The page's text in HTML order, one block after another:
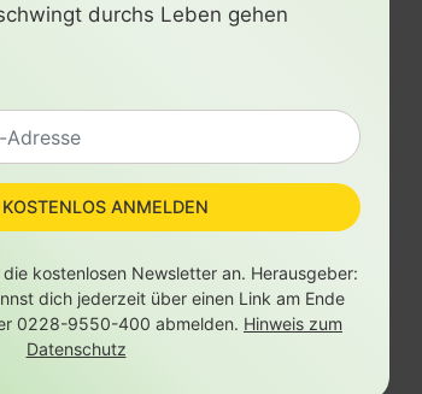
durchs Leben gehen
ANMELDEN
kostenlosen Newsletter an. Herausgeber:
dich jederzeit über einen Link am Ende
0228-9550-400 abmelden. Hinweis zum
Datenschutz